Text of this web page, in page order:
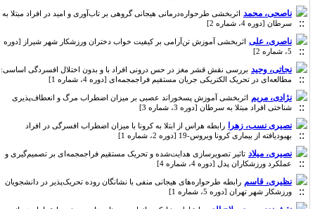
ناصحی، محمد اثربخشی طرحواره‌درمانی هیجانی گروهی بر تاب‌آوری و امید در افراد مبتلا به
سرطان [دوره 4، شماره 2]
ناصری، علی اثربخشی آموزش تن‌آرامی بر کیفیت خواب دختران ورزشکار شهر شیراز [دوره
5، شماره 2]
نجاتی، وحید بررسی نقش قشر مغز در حس درونی افراد با و بدون اختلال افسردگی اساسی:
مطالعه‌ای در تحریک الکتریکی جریان مستقیم فراجمجمه‌ای [دوره 4، شماره 1]
نژادی، مریم اثربخشی آموزش پسخوراند عصبی بر میزان اضطراب مرگ و انعطاف‌پذیری
شناختی افراد مبتلا به سرطان [دوره 3، شماره 3]
نصیری نسب، زهرا رابطه هراس از ابتلا به کرونا با میزان اضطراب افسرگی در افراد
بهبودیافته از بیماری کرونا ویروس-19 [دوره 2، شماره 1]
نصیری، میلاد تاثیر تصویرسازی هدایت‌‌شده و تحریک مستقیم فراجمجمه‌ای بر تصمیم‌‌گیری و
عملکرد ورزشکاران پدل [دوره 4، شماره 4]
نظیری، قاسم رابطه طرحواره‌های هیجانی منفی با نشانگان روده تحریک‌پذیر در دانشجویان
ورزشکار شهر تهران [دوره 5، شماره 1]